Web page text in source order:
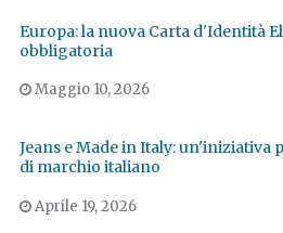
Europa: la nuova Carta d'Identità
obbligatoria
Maggio 10, 2026
Jeans e Made in Italy: un'iniziativa
di marchio italiano
Aprile 19, 2026